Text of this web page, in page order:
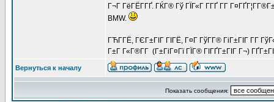
Г¬Г ГёГЁГ­ГҐ. ГЌГ® Гў ГЇГ«Г Г­ГҐ Г­Г
BMW.
ГЋГ­ГЁ, ГЄГ±ГІГ ГІГЁ, Г¤Г ГўГ­Г® ГіГ±ГІГ Г­Г
Г±Г Г«Г®Г­Г (Г±ГіГ¤Гї ГЇГ® ГІГҐГ±ГІГ Г¬)
Вернуться к началу
Показать сообщения: